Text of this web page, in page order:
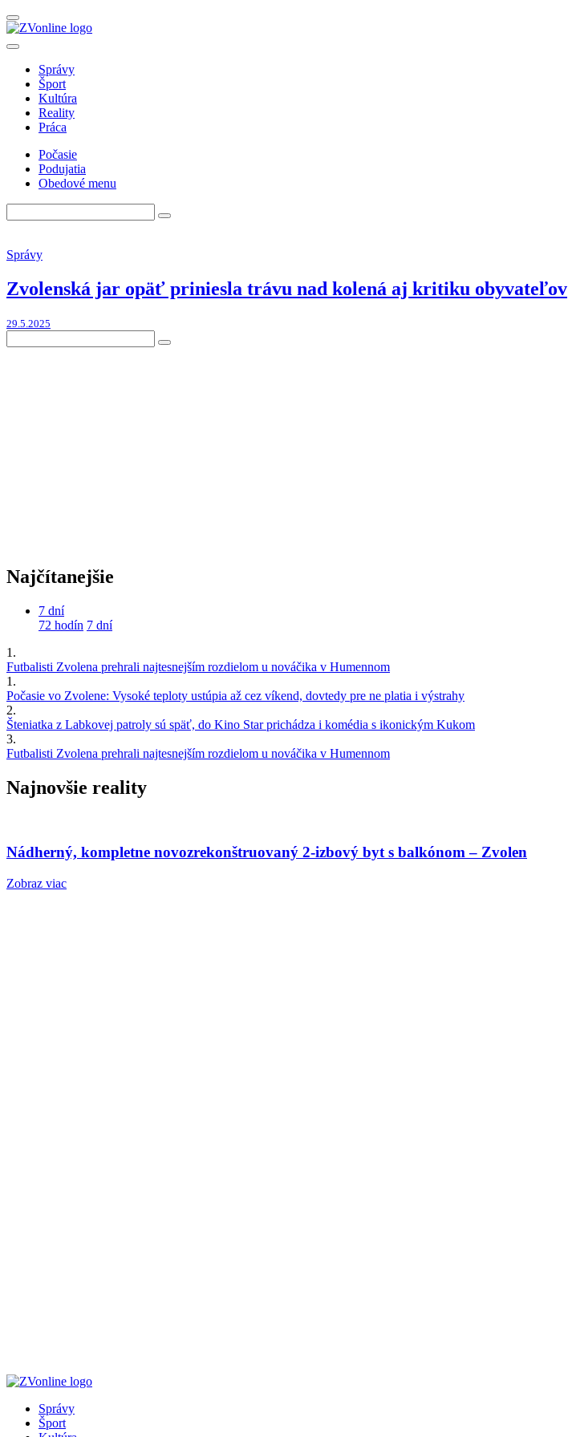
Správy
Šport
Kultúra
Reality
Práca
Počasie
Podujatia
Obedové menu
Správy
Zvolenská jar opäť priniesla trávu nad kolená aj kritiku obyvateľov
29.5.2025
Najčítanejšie
7 dní
72 hodín 7 dní
1.
Futbalisti Zvolena prehrali najtesnejším rozdielom u nováčika v Humennom
1.
Počasie vo Zvolene: Vysoké teploty ustúpia až cez víkend, dovtedy pre ne platia i výstrahy
2.
Šteniatka z Labkovej patroly sú späť, do Kino Star prichádza i komédia s ikonickým Kukom
3.
Futbalisti Zvolena prehrali najtesnejším rozdielom u nováčika v Humennom
Najnovšie reality
Nádherný, kompletne novozrekonštruovaný 2-izbový byt s balkónom – Zvolen
Zobraz viac
Správy
Šport